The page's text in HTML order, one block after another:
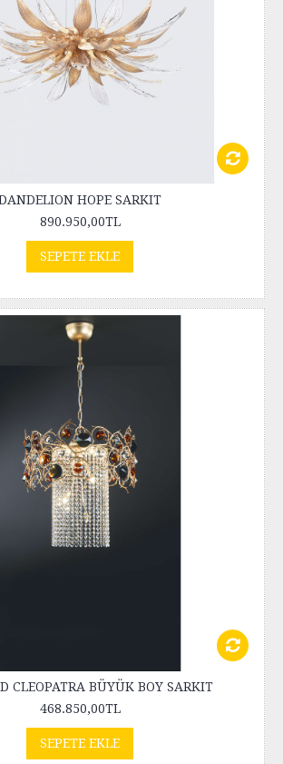
HOPE SARKIT
890.950,00TL
SEPETE EKLE
CLEOPATRA BÜYÜK BOY SARKIT
468.850,00TL
SEPETE EKLE